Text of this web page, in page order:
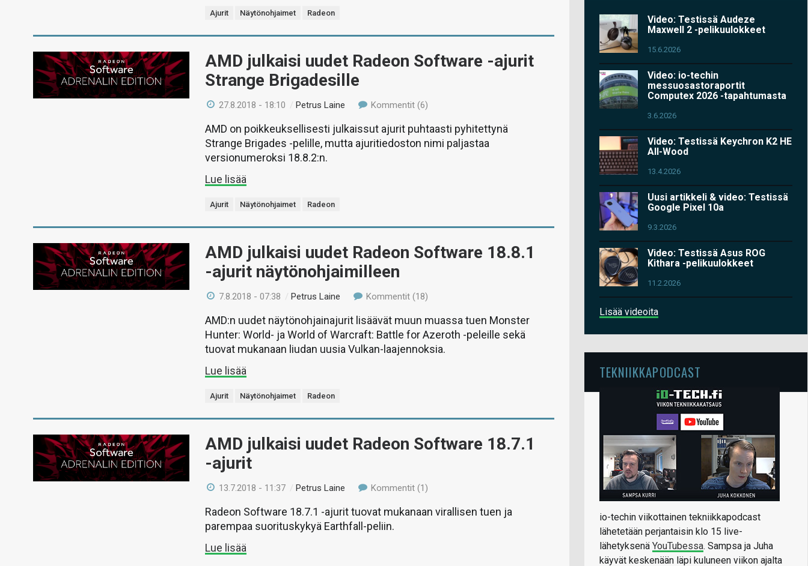
Ajurit Näytönohjaimet Radeon
AMD julkaisi uudet Radeon Software -ajurit
Strange Brigadesille
27.8.2018 - 18:10 /Petrus Laine Kommentit (6)
AMD on poikkeuksellisesti julkaissut ajurit puhtaasti pyhitettynä
Strange Brigades -pelille, mutta ajuritiedoston nimi paljastaa
versionumeroksi 18.8.2:n.
Lue lisää
Ajurit Näytönohjaimet Radeon
AMD julkaisi uudet Radeon Software 18.8.1
-ajurit näytönohjaimilleen
7.8.2018 - 07:38 /Petrus Laine Kommentit (18)
AMD:n uudet näytönohjainajurit lisäävät muun muassa tuen Monster
Hunter: World- ja World of Warcraft: Battle for Azeroth -peleille sekä
tuovat mukanaan liudan uusia Vulkan-laajennoksia.
Lue lisää
Ajurit Näytönohjaimet Radeon
AMD julkaisi uudet Radeon Software 18.7.1
-ajurit
13.7.2018 - 11:37 /Petrus Laine Kommentit (1)
Radeon Software 18.7.1 -ajurit tuovat mukanaan virallisen tuen ja
parempaa suorituskykyä Earthfall-peliin.
Lue lisää
Video: Testissä Audeze
Maxwell 2 -pelikuulokkeet
15.6.2026
Video: io-techin
messuosastoraportit
Computex 2026 -tapahtumasta
3.6.2026
Video: Testissä Keychron K2 HE
All-Wood
13.4.2026
Uusi artikkeli & video: Testissä
Google Pixel 10a
9.3.2026
Video: Testissä Asus ROG
Kithara -pelikuulokkeet
11.2.2026
Lisää videoita
TEKNIIKKAPODCAST
io-techin viikottainen tekniikkapodcast
lähetetään perjantaisin klo 15 live-
lähetyksenä YouTubessa. Sampsa ja Juha
käyvät keskenään läpi kuluneen viikon ajalta